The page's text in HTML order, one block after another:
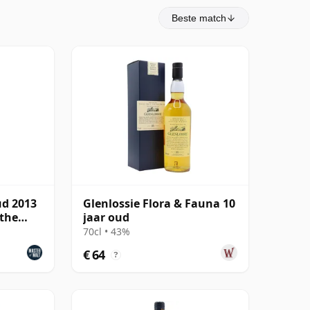
Beste match
2013
Glenlossie Flora & Fauna 10
jaar oud
70cl • 43%
€ 64 ?